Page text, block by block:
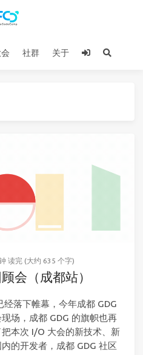
社群 关于
读完 (大约 635 个字)
会（成都站）
经落下帷幕，今年成都 GDG
场，成都 GDG 的旗帜也再
本次 I/O 大会的新技术、新
的开发者，成都 GDG 社区